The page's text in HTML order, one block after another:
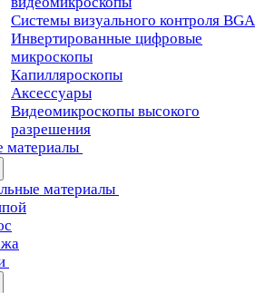
Cистемы визуального контроля BGA
Инвертированные цифровые
микроскопы
Капилляроскопы
Аксессуары
Видеомикроскопы высокого
разрешения
материалы
материалы